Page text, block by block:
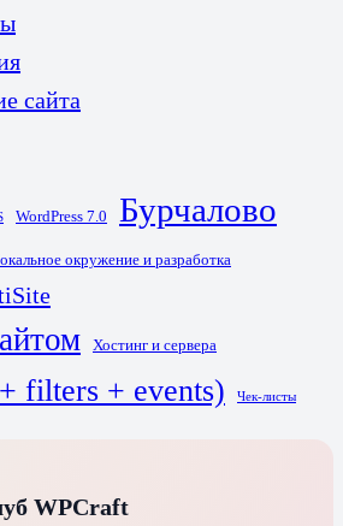
сайта
WordPress 7.0 Бурчалово
окружение и разработка
Хостинг и сервера
filters + events) Чек-листы
WPCraft